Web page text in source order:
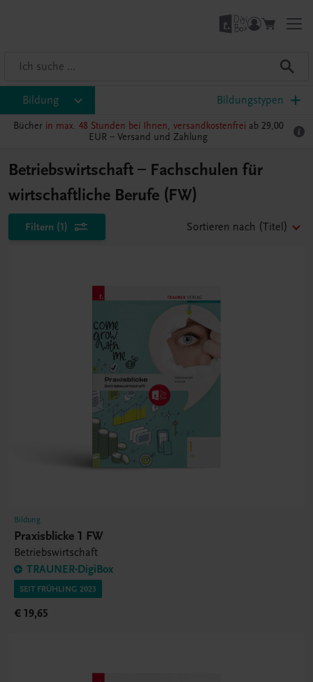
Bildung Bildungstypen
Bücher in max. 48 Stunden bei Ihnen, versandkostenfrei ab 29,00
EUR – Versand und Zahlung
Betriebswirtschaft – Fachschulen für
wirtschaftliche Berufe (FW)
Filtern (1) Sortieren nach (Titel)
Bildung
Praxisblicke 1 FW
Betriebswirtschaft
TRAUNER-DigiBox
SEIT FRÜHLING 2023
€ 19,65